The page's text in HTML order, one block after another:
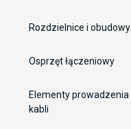
Rozdzielnice i obudowy
Osprzęt łączeniowy
Elementy prowadzenia
kabli